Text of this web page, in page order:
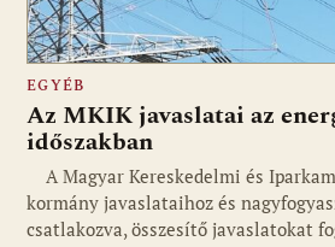
EGYÉB
Az MKIK javaslatai az
időszakban
A Magyar Kereskedelmi és
kormány javaslataihoz és
csatlakozva, összesítő javaslatokat